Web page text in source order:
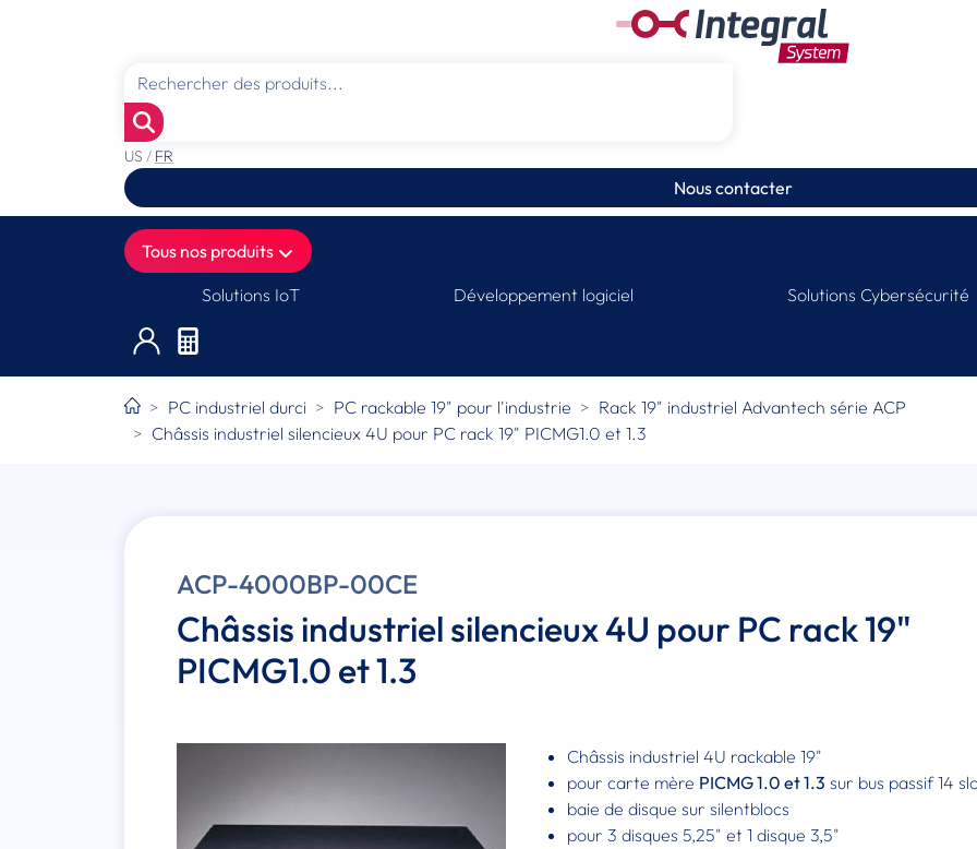
US / FR
Nous contacter
Tous nos produits
Solutions IoT Développement logiciel Solutions Cybersécurité
PC industriel durci PC rackable 19" pour l'industrie
Rack 19" industriel Advantech série ACP
Châssis industriel silencieux 4U pour PC rack 19" PICMG1.0 et 1.3
ACP-4000BP-00CE
Châssis industriel silencieux 4U pour PC rack 19"
PICMG1.0 et 1.3
Châssis industriel 4U rackable 19"
pour carte mère PICMG 1.0 et 1.3 sur bus passif 14
baie de disque sur silentblocs
pour 3 disques 5,25" et 1 disque 3,5"